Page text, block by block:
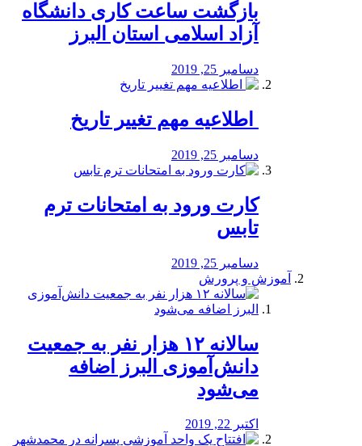
بازگشت ساعت کاری دانشگاه
آزاد اسلامی استان البرز
دسامبر 25, 2019
️ اطلاعیه مهم تغییر تاریخ
دسامبر 25, 2019
کارت ورود به امتحانات ترم
تابس
دسامبر 25, 2019
آموزش و پرورش
️سالانه ۱۲ هزار نفر به جمعیت
دانش‌آموزی البرز اضافه
می‌شود
اکتبر 22, 2019